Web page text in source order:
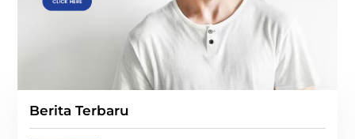
Berita Terbaru